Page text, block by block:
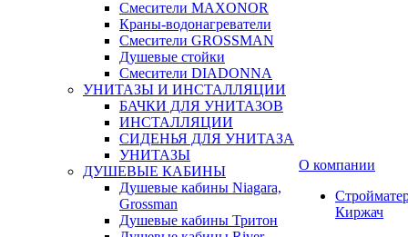
Смесители MAXONOR
Краны-водонагреватели
Смесители GROSSMAN
Душевые стойки
Смесители DIADONNA
УНИТАЗЫ И ИНСТАЛЛЯЦИИ
БАЧКИ ДЛЯ УНИТАЗОВ
ИНСТАЛЛЯЦИИ
СИДЕНЬЯ ДЛЯ УНИТАЗА
УНИТАЗЫ
ДУШЕВЫЕ КАБИНЫ
Душевые кабины Niagara,
Grossman
Душевые кабины Тритон
О компании
Киржач